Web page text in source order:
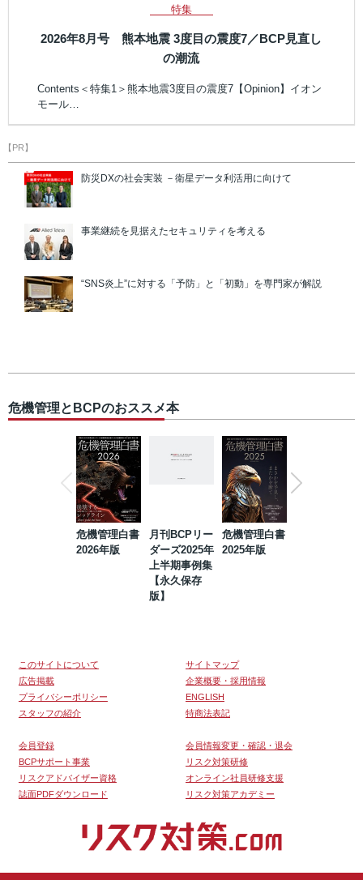
特集
2026年8月号 熊本地震 3度目の震度7／BCP見直し
の潮流
Contents＜特集1＞熊本地震3度目の震度7【Opinion】イオン
モール…
【PR】
防災DXの社会実装 －衛星データ利活用に向けて
事業継続を見据えたセキュリティを考える
“SNS炎上”に対する「予防」と「初動」を専門家が解説
危機管理とBCPのおススメ本
危機管理白書
2026年版
月刊BCPリー
ダーズ2025年
上半期事例集
【永久保存
版】
危機管理白書
2025年版
このサイトについて
サイトマップ
広告掲載
企業概要・採用情報
プライバシーポリシー
ENGLISH
スタッフの紹介
特商法表記
会員登録
会員情報変更・確認・退会
BCPサポート事業
リスク対策研修
リスクアドバイザー資格
オンライン社員研修支援
誌面PDFダウンロード
リスク対策アカデミー